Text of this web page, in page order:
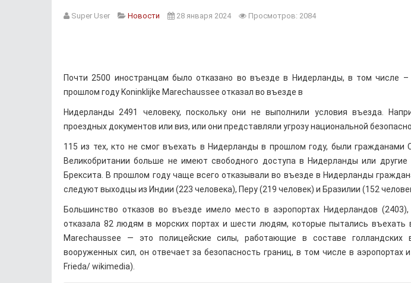
Super User Новости 28 января 2024 Просмотров: 2084
Почти 2500 иностранцам было отказано во въезде в Нидерланды, в том числе
прошлом году Koninklijke Marechaussee отказал во въезде в
Нидерланды 2491 человеку, поскольку они не выполнили условия въезда.
проездных документов или виз, или они представляли угрозу национальной
115 из тех, кто не смог въехать в Нидерланды в прошлом году, были гражданами
Великобритании больше не имеют свободного доступа в Нидерланды или
Брексита. В прошлом году чаще всего отказывали во въезде в Нидерланды
следуют выходцы из Индии (223 человека), Перу (219 человек) и Бразилии (152
Большинство отказов во въезде имело место в аэропортах Нидерландов
отказала 82 людям в морских портах и шести людям, которые пытались въехать
Marechaussee — это полицейские силы, работающие в составе голландских
вооруженных сил, он отвечает за безопасность границ, в том числе в аэропортах
Frieda/ wikimedia).